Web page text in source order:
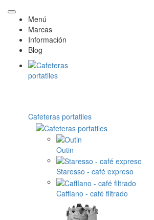
Menú
Marcas
Información
Blog
Cafeteras portatiles
Outin
Staresso - café expreso
Cafflano - café filtrado